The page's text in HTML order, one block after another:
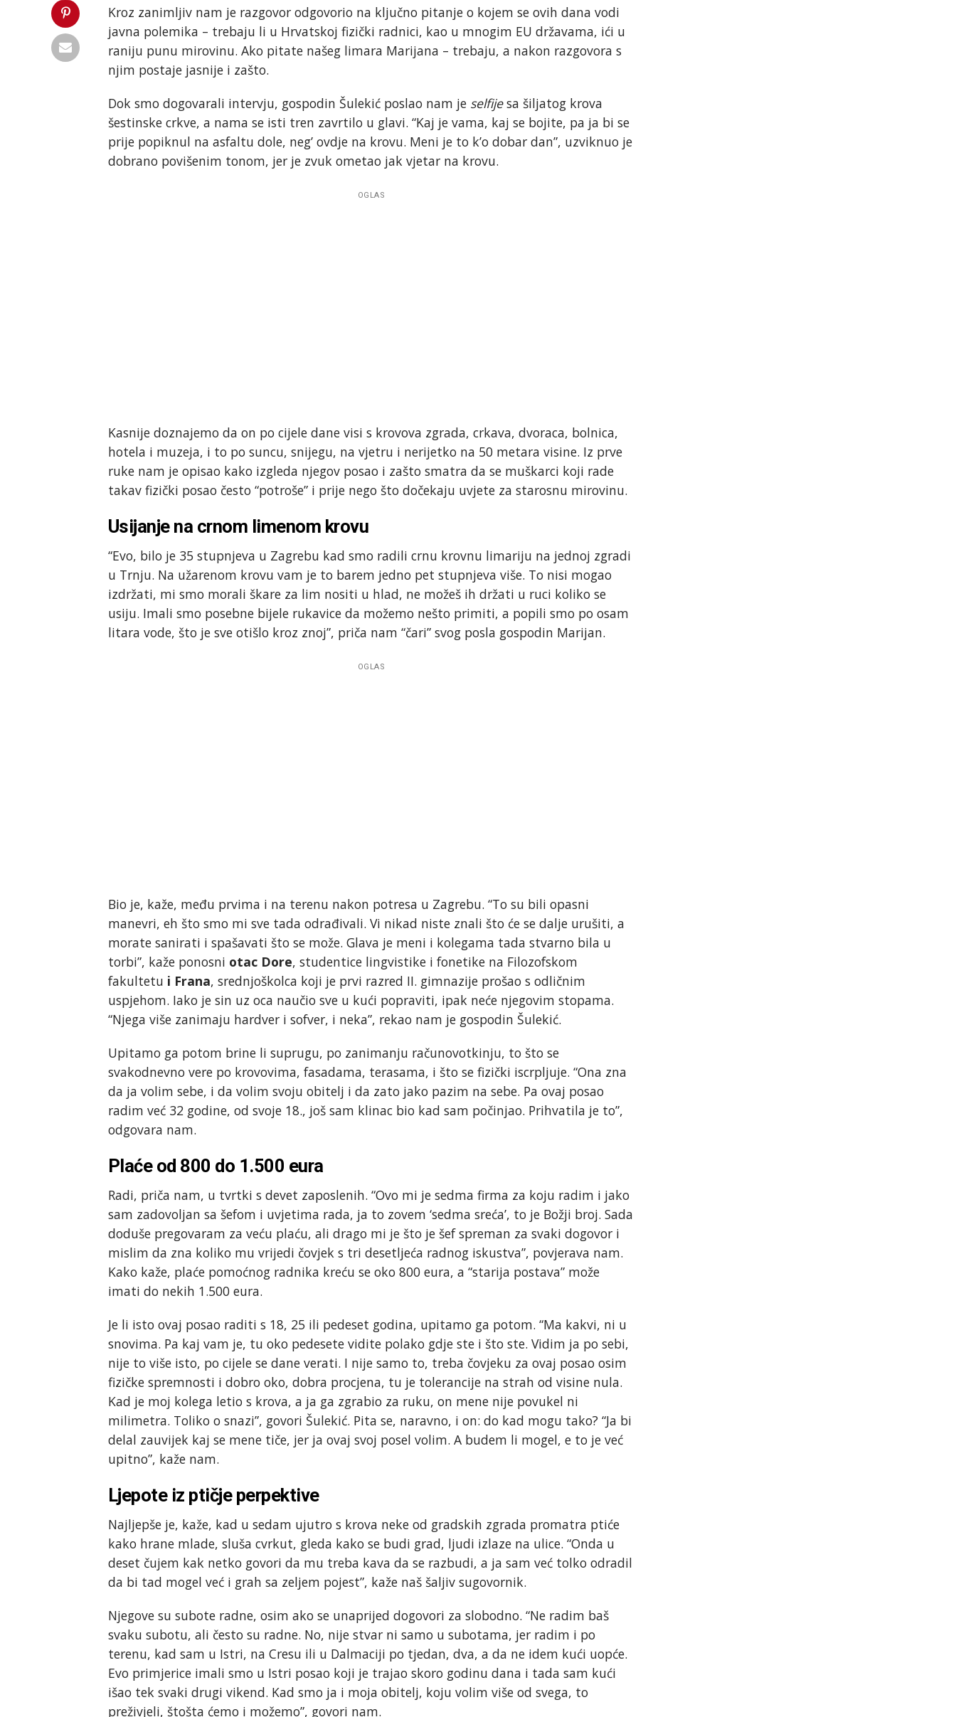
Kroz zanimljiv nam je razgovor odgovorio na ključno pitanje o kojem se ovih dana vodi
javna polemika – trebaju li u Hrvatskoj fizički radnici, kao u mnogim EU državama, ići u
raniju punu mirovinu. Ako pitate našeg limara Marijana – trebaju, a nakon razgovora s
njim postaje jasnije i zašto.
Dok smo dogovarali intervju, gospodin Šulekić poslao nam je selfijesa šiljatog krova
šestinske crkve, a nama se isti tren zavrtilo u glavi. “Kaj je vama, kaj se bojite, pa ja bi se
prije popiknul na asfaltu dole, neg’ ovdje na krovu. Meni je to k’o dobar dan”, uzviknuo je
dobrano povišenim tonom, jer je zvuk ometao jak vjetar na krovu.
OGLAS
Kasnije doznajemo da on po cijele dane visi s krovova zgrada, crkava, dvoraca, bolnica,
hotela i muzeja, i to po suncu, snijegu, na vjetru i nerijetko na 50 metara visine. Iz prve
ruke nam je opisao kako izgleda njegov posao i zašto smatra da se muškarci koji rade
takav fizički posao često “potroše” i prije nego što dočekaju uvjete za starosnu mirovinu.
Usijanje na crnom limenom krovu
“Evo, bilo je 35 stupnjeva u Zagrebu kad smo radili crnu krovnu limariju na jednoj zgradi
u Trnju. Na užarenom krovu vam je to barem jedno pet stupnjeva više. To nisi mogao
izdržati, mi smo morali škare za lim nositi u hlad, ne možeš ih držati u ruci koliko se
usiju. Imali smo posebne bijele rukavice da možemo nešto primiti, a popili smo po osam
litara vode, što je sve otišlo kroz znoj”, priča nam “čari” svog posla gospodin Marijan.
OGLAS
Bio je, kaže, među prvima i na terenu nakon potresa u Zagrebu. “To su bili opasni
manevri, eh što smo mi sve tada odrađivali. Vi nikad niste znali što će se dalje urušiti, a
morate sanirati i spašavati što se može. Glava je meni i kolegama tada stvarno bila u
torbi”, kaže ponosni otac Dore, studentice lingvistike i fonetike na Filozofskom
fakultetu i Frana, srednjoškolca koji je prvi razred II. gimnazije prošao s odličnim
uspjehom. Iako je sin uz oca naučio sve u kući popraviti, ipak neće njegovim stopama.
“Njega više zanimaju hardver i sofver, i neka”, rekao nam je gospodin Šulekić.
Upitamo ga potom brine li suprugu, po zanimanju računovotkinju, to što se
svakodnevno vere po krovovima, fasadama, terasama, i što se fizički iscrpljuje. “Ona zna
da ja volim sebe, i da volim svoju obitelj i da zato jako pazim na sebe. Pa ovaj posao
radim već 32 godine, od svoje 18., još sam klinac bio kad sam počinjao. Prihvatila je to”,
odgovara nam.
Plaće od 800 do 1.500 eura
Radi, priča nam, u tvrtki s devet zaposlenih. “Ovo mi je sedma firma za koju radim i jako
sam zadovoljan sa šefom i uvjetima rada, ja to zovem ‘sedma sreća’, to je Božji broj. Sada
doduše pregovaram za veću plaću, ali drago mi je što je šef spreman za svaki dogovor i
mislim da zna koliko mu vrijedi čovjek s tri desetljeća radnog iskustva”, povjerava nam.
Kako kaže, plaće pomoćnog radnika kreću se oko 800 eura, a “starija postava” može
imati do nekih 1.500 eura.
Je li isto ovaj posao raditi s 18, 25 ili pedeset godina, upitamo ga potom. “Ma kakvi, ni u
snovima. Pa kaj vam je, tu oko pedesete vidite polako gdje ste i što ste. Vidim ja po sebi,
nije to više isto, po cijele se dane verati. I nije samo to, treba čovjeku za ovaj posao osim
fizičke spremnosti i dobro oko, dobra procjena, tu je tolerancije na strah od visine nula.
Kad je moj kolega letio s krova, a ja ga zgrabio za ruku, on mene nije povukel ni
milimetra. Toliko o snazi”, govori Šulekić. Pita se, naravno, i on: do kad mogu tako? “Ja bi
delal zauvijek kaj se mene tiče, jer ja ovaj svoj posel volim. A budem li mogel, e to je već
upitno”, kaže nam.
Ljepote iz ptičje perpektive
Najljepše je, kaže, kad u sedam ujutro s krova neke od gradskih zgrada promatra ptiće
kako hrane mlade, sluša cvrkut, gleda kako se budi grad, ljudi izlaze na ulice. “Onda u
deset čujem kak netko govori da mu treba kava da se razbudi, a ja sam već tolko odradil
da bi tad mogel već i grah sa zeljem pojest”, kaže naš šaljiv sugovornik.
Njegove su subote radne, osim ako se unaprijed dogovori za slobodno. “Ne radim baš
svaku subotu, ali često su radne. No, nije stvar ni samo u subotama, jer radim i po
terenu, kad sam u Istri, na Cresu ili u Dalmaciji po tjedan, dva, a da ne idem kući uopće.
Evo primjerice imali smo u Istri posao koji je trajao skoro godinu dana i tada sam kući
išao tek svaki drugi vikend. Kad smo ja i moja obitelj, koju volim više od svega, to
preživjeli, štošta ćemo i možemo”, govori nam.